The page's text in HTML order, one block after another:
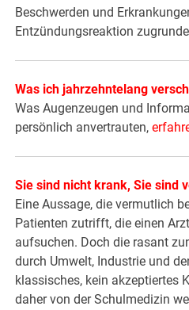
Beschwerden und
Entzündungsreaktion
Was ich jahrzehntelang
Was Augenzeugen und
persönlich anvertrauten,
Sie sind nicht krank, Sie sind
Eine Aussage, die vermutlich
Patienten zutrifft, die einen
aufsuchen. Doch die rasant
durch Umwelt, Industrie und
klassisches, kein akzeptiertes
daher von der Schulmedizin